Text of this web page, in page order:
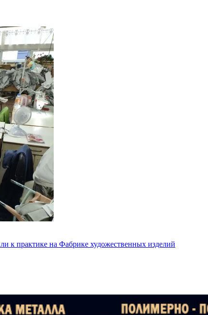
к практике на Фабрике художественных изделий